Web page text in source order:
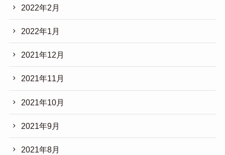
2022年2月
2022年1月
2021年12月
2021年11月
2021年10月
2021年9月
2021年8月